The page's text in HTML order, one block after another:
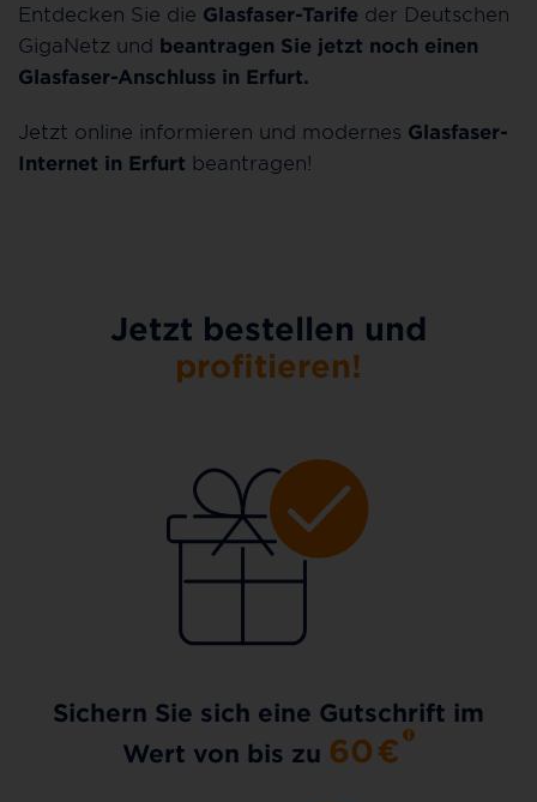
Entdecken Sie die Glasfaser-Tarife der Deutschen
GigaNetz und beantragen Sie jetzt noch einen
Glasfaser-Anschluss in Erfurt.
Jetzt online informieren und modernes Glasfaser-
Internet in Erfurt beantragen!
Jetzt bestellen und
profitieren!
Sichern Sie sich eine Gutschrift im
Wert von bis zu 60€